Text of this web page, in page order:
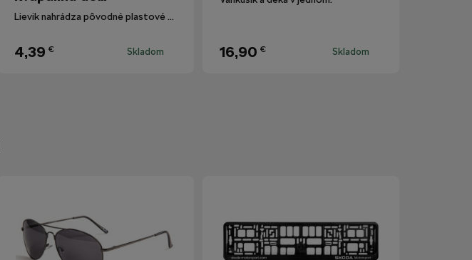
ostrekovačov
Lievik nahrádza pôvodné plastové viečko nádobky ostrekovačov.
4,39 € Skladom 16,90 € Skladom